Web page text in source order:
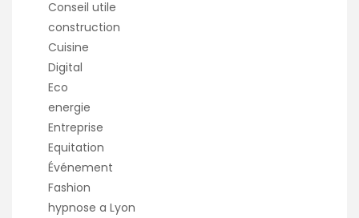
Conseil utile
construction
Cuisine
Digital
Eco
energie
Entreprise
Equitation
Événement
Fashion
hypnose a Lyon